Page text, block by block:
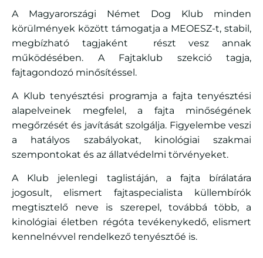
A Magyarországi Német Dog Klub minden
körülmények között támogatja a MEOESZ-t, stabil,
megbízható tagjaként részt vesz annak
működésében. A Fajtaklub szekció tagja,
fajtagondozó minősítéssel.
A Klub tenyésztési programja a fajta tenyésztési
alapelveinek megfelel, a fajta minőségének
megőrzését és javítását szolgálja. Figyelembe veszi
a hatályos szabályokat, kinológiai szakmai
szempontokat és az állatvédelmi törvényeket.
A Klub jelenlegi taglistáján, a fajta bírálatára
jogosult, elismert fajtaspecialista küllembírók
megtisztelő neve is szerepel, továbbá több, a
kinológiai életben régóta tevékenykedő, elismert
kennelnévvel rendelkező tenyésztőé is.